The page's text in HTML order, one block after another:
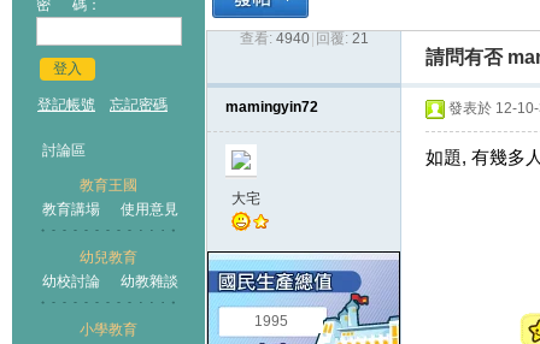
密 碼：
登入
登記帳號 忘記密碼
討論區
教育王國
教育講場
使用意見
幼兒教育
幼校討論
幼教雜談
小學教育
王國
› › ›
查看: 4940 回覆: 21
請問有否
mamingyin72
大宅
1995
發表於 12-
如題, 有幾多